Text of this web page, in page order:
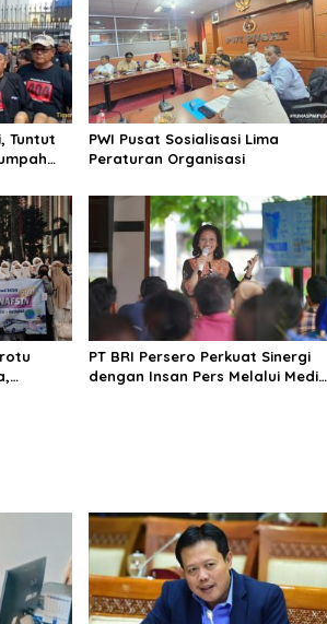
Tuntut
PWI Pusat Sosialisasi Lima
Peraturan Organisasi
PT BRI Persero Perkuat Sinergi
dengan Insan Pers Melalui Media